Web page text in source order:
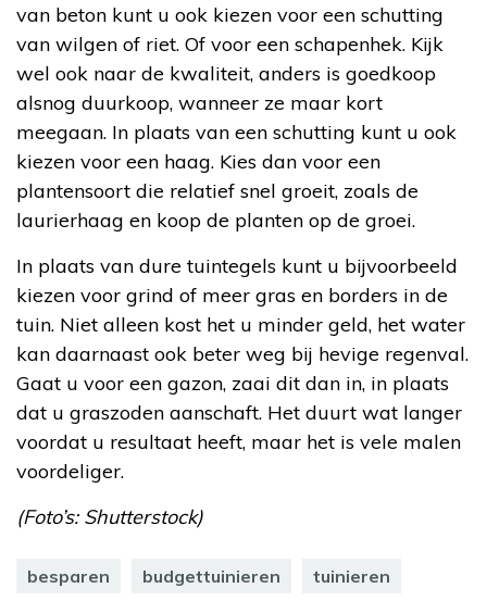
van beton kunt u ook kiezen voor een schutting
van wilgen of riet. Of voor een schapenhek. Kijk
wel ook naar de kwaliteit, anders is goedkoop
alsnog duurkoop, wanneer ze maar kort
meegaan. In plaats van een schutting kunt u ook
kiezen voor een haag. Kies dan voor een
plantensoort die relatief snel groeit, zoals de
laurierhaag en koop de planten op de groei.
In plaats van dure tuintegels kunt u bijvoorbeeld
kiezen voor grind of meer gras en borders in de
tuin. Niet alleen kost het u minder geld, het water
kan daarnaast ook beter weg bij hevige regenval.
Gaat u voor een gazon, zaai dit dan in, in plaats
dat u graszoden aanschaft. Het duurt wat langer
voordat u resultaat heeft, maar het is vele malen
voordeliger.
(Foto’s: Shutterstock)
besparen budgettuinieren tuinieren